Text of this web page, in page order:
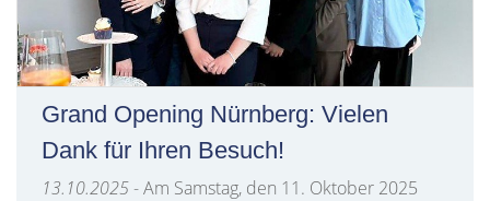
Grand Opening Nürnberg: Vielen
Dank für Ihren Besuch!
13.10.2025- Am Samstag, den 11. Oktober 2025